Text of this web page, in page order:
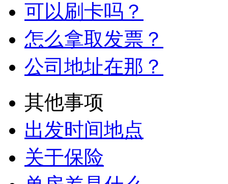
可以刷卡吗？
怎么拿取发票？
公司地址在那？
其他事项
出发时间地点
关于保险